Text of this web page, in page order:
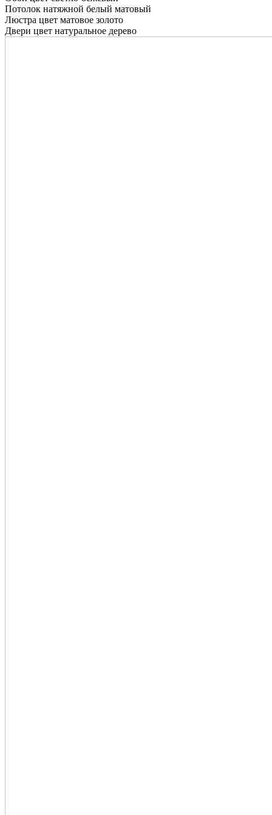
Потолок натяжной белый матовый
Люстра цвет матовое золото
Двери цвет натуральное дерево